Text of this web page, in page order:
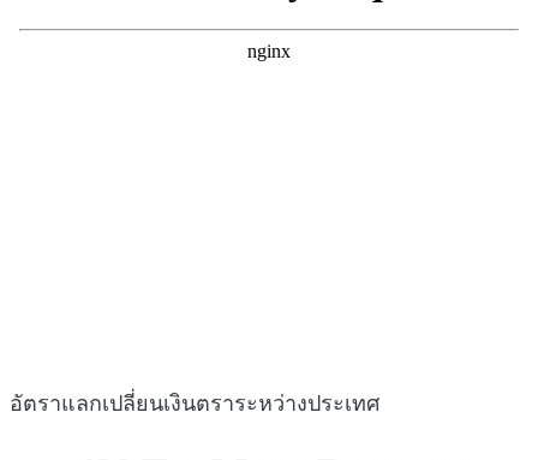
อัตราแลกเปลี่ยนเงินตราระหว่างประเทศ